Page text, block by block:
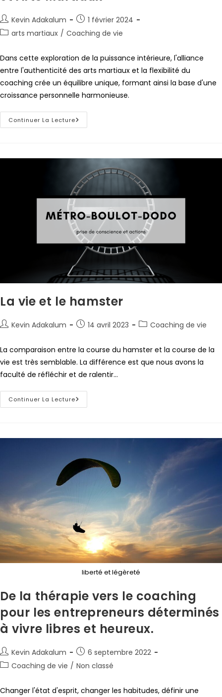
Kevin Adakalum
1 février 2024
arts martiaux / Coaching de vie
Dans cette exploration de la puissance intérieure, l'alliance
entre l'authenticité des arts martiaux et la flexibilité du
coaching crée un équilibre unique, formant ainsi la base d'une
croissance personnelle harmonieuse.
Continuer La Lecture
La vie et le hamster
Kevin Adakalum 14 avril 2023 Coaching de vie
La comparaison entre la course du hamster et la course de la
vie est très semblable. La différence est que nous avons la
faculté de réfléchir et de ralentir...
Continuer La Lecture
liberté et légèreté
De la thérapie vers le coaching
pour les entrepreneurs déterminés
à vivre libres et heureux.
Kevin Adakalum
6 septembre 2022
Coaching de vie / Non classé
Changer l'état d'esprit, changer les habitudes, définir une